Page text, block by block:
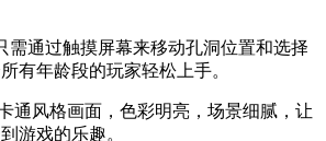
需通过触摸屏幕来移动孔洞位置和选择
有年龄段的玩家轻松上手。
通风格画面，色彩明亮，场景细腻，让
游戏的乐趣。